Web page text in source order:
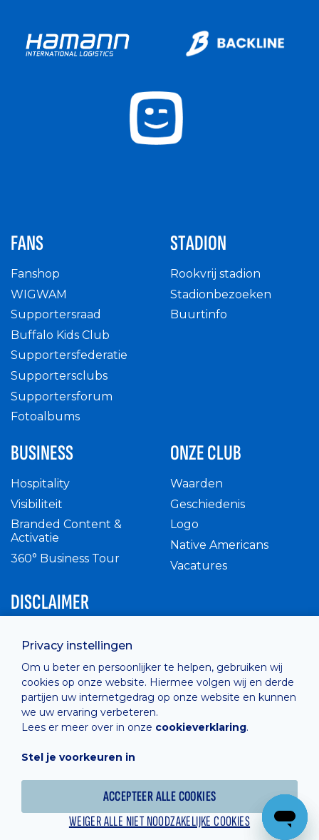
Privacy instellingen
Om u beter en persoonlijker te helpen, gebruiken wij
cookies op onze website. Hiermee volgen wij en derde
partijen uw internetgedrag op onze website en kunnen
we uw ervaring verbeteren.
Lees er meer over in onze cookieverklaring.
Stel je voorkeuren in
ACCEPTEER ALLE COOKIES
WEIGER ALLE NIET NOODZAKELIJKE COOKIES
FANS
Fanshop
WIGWAM
Supportersraad
Buffalo Kids Club
Supportersfederatie
Supportersclubs
Supportersforum
Fotoalbums
STADION
Rookvrij stadion
Stadionbezoeken
Buurtinfo
BUSINESS
Hospitality
Visibiliteit
Branded Content &
Activatie
360° Business Tour
ONZE CLUB
Waarden
Geschiedenis
Logo
Native Americans
Vacatures
DISCLAIMER
Privacy Policy
Cashless
verkoopsvoorwaarden
Cookie Policy
Hosted by Combell
Powered online by